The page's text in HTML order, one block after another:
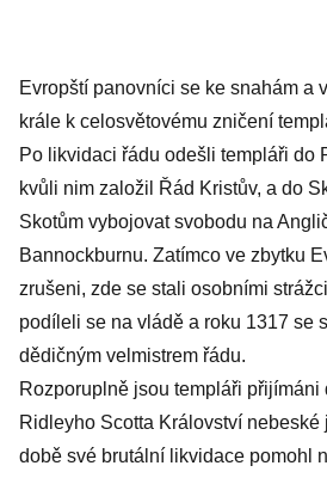
Evropští panovníci se ke snahám a
krále k celosvětovému zničení
Po likvidaci řádu odešli templáři do
kvůli nim založil Řád Kristův, a do
Skotům vybojovat svobodu na
Bannockburnu. Zatímco ve zbytku
zrušeni, zde se stali osobními
podíleli se na vládě a roku 1317 se
dědičným velmistrem řádu.
Rozporuplně jsou templáři přijímáni
Ridleyho Scotta Království nebeské
době své brutální likvidace pomohl